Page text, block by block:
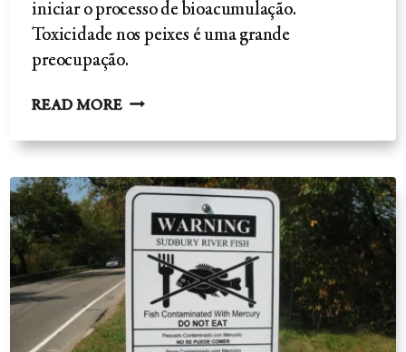
iniciar o processo de bioacumulação.
Toxicidade nos peixes é uma grande
preocupação.
READ MORETOXICIDADE
PEIXE-
CARNE
MAIS
TÓXICA